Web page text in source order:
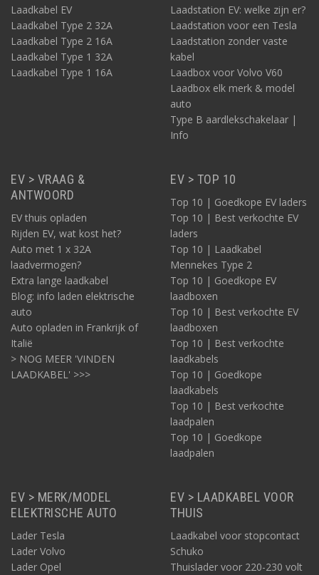
Laadkabel EV
Laadkabel Type 2 32A
Laadkabel Type 2 16A
Laadkabel Type 1 32A
Laadkabel Type 1 16A
Laadstation EV: welke zijn er?
Laadstation voor een Tesla
Laadstation zonder vaste
kabel
Laadbox voor Volvo V60
Laadbox elk merk & model
auto
Type B aardlekschakelaar |
Info
EV > VRAAG &
ANTWOORD
EV thuis opladen
Rijden EV, wat kost het?
Auto met 1 x 32A
laadvermogen?
Extra lange laadkabel
Blog: info laden elektrische
auto
Auto opladen in Frankrijk of
Italië
> NOG MEER 'VINDEN
LAADKABEL' >>>
EV > TOP 10
Top 10 | Goedkope EV laders
Top 10 | Best verkochte EV
laders
Top 10 | Laadkabel
Mennekes Type 2
Top 10 | Goedkope EV
laadboxen
Top 10 | Best verkochte EV
laadboxen
Top 10 | Best verkochte
laadkabels
Top 10 | Goedkope
laadkabels
Top 10 | Best verkochte
laadpalen
Top 10 | Goedkope
laadpalen
EV > MERK/MODEL
ELEKTRISCHE AUTO
Lader Tesla
Lader Volvo
Lader Opel
EV > LAADKABEL VOOR
THUIS
Laadkabel voor stopcontact
Schuko
Thuislader voor 220-230 volt